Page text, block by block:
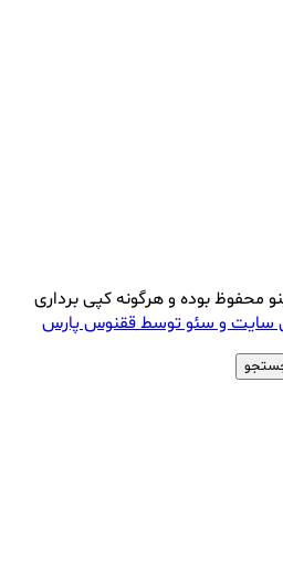
محفوظ بوده و هرگونه کپی برداری
سایت و سئو توسط ققنوس پارس